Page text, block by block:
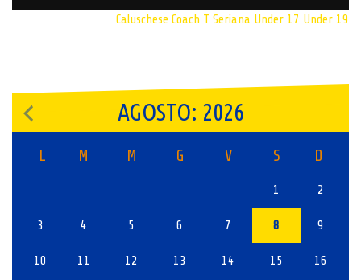
Caluschese Coach T Seriana Under 17 Under 19
AGOSTO: 2026
L M M G V S D
1 2
3 4 5 6 7 8 9
10 11 12 13 14 15 16